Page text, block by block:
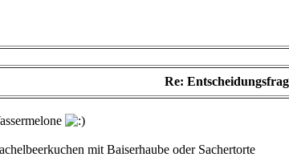
Re:
mit Baiserhaube oder Sachertorte